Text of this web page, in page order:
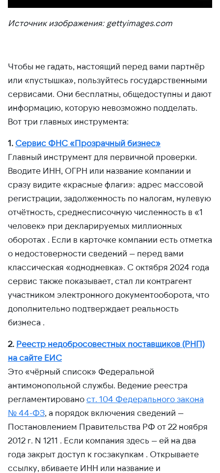
Источник изображения: gettyimages.com
Чтобы не гадать, настоящий перед вами партнёр
или «пустышка», пользуйтесь государственными
сервисами. Они бесплатны, общедоступны и дают
информацию, которую невозможно подделать.
Вот три главных инструмента:
1. Сервис ФНС «Прозрачный бизнес»
Главный инструмент для первичной проверки.
Вводите ИНН, ОГРН или название компании и
сразу видите «красные флаги»: адрес массовой
регистрации, задолженность по налогам, нулевую
отчётность, среднесписочную численность в «1
человек» при декларируемых миллионных
оборотах . Если в карточке компании есть отметка
о недостоверности сведений — перед вами
классическая «однодневка». С октября 2024 года
сервис также показывает, стал ли контрагент
участником электронного документооборота, что
дополнительно подтверждает реальность
бизнеса .
2. Реестр недобросовестных поставщиков (РНП)
на сайте ЕИС
Это «чёрный список» Федеральной
антимонопольной службы. Ведение реестра
регламентировано ст. 104 Федерального закона
№ 44-ФЗ , а порядок включения сведений —
Постановлением Правительства РФ от 22 ноября
2012 г. N 1211 . Если компания здесь — ей на два
года закрыт доступ к госзакупкам . Открываете
ссылку, вбиваете ИНН или название и